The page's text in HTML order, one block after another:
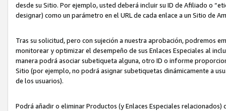
desde su Sitio. Por ejemplo, usted deberá incluir su ID de Afiliado o
designar) como un parámetro en el URL de cada enlace a un Sitio de
Tras su solicitud, pero con sujeción a nuestra aprobación, podremos
monitorear y optimizar el desempeño de sus Enlaces Especiales al
manera podrá asociar subetiqueta alguna, otro ID o informe
Sitio (por ejemplo, no podrá asignar subetiquetas dinámicamente a
de los usuarios).
Podrá añadir o eliminar Productos (y Enlaces Especiales